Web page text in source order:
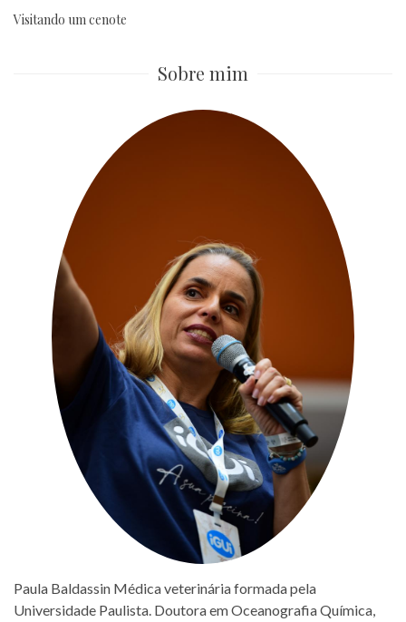
Visitando um cenote
Sobre mim
Paula Baldassin Médica veterinária formada pela
Universidade Paulista. Doutora em Oceanografia Química,